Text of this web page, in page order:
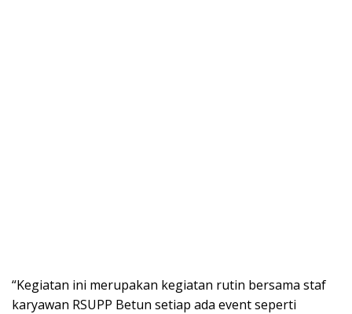
“Kegiatan ini merupakan kegiatan rutin bersama staf
karyawan RSUPP Betun setiap ada event seperti